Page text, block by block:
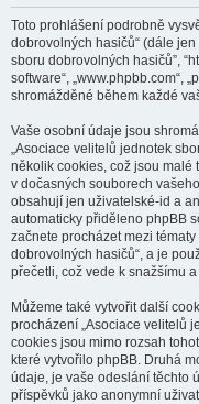
Toto prohlášení podrobně
dobrovolných hasičů“ (dále jen
sboru dobrovolných hasičů”,
software“, „www.phpbb.com“,
shromážděné během každé
Vaše osobní údaje jsou
„Asociace velitelů jednotek
několik cookies, což jsou malé
v dočasných souborech
obsahují jen uživatelské-id a
automaticky přiděleno phpBB
začnete procházet mezi
dobrovolných hasičů“, a je
přečetli, což vede k snažšímu
Můžeme také vytvořit další
procházení „Asociace velitelů
cookies jsou mimo rozsah
které vytvořilo phpBB. Druhá
údaje, je vaše odeslání těchto
příspěvků jako anonymní